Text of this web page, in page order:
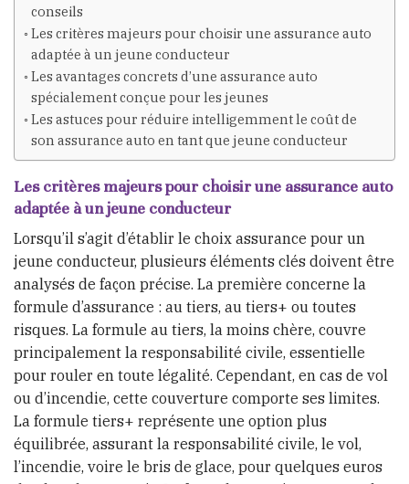
conseils
Les critères majeurs pour choisir une assurance auto
adaptée à un jeune conducteur
Les avantages concrets d’une assurance auto
spécialement conçue pour les jeunes
Les astuces pour réduire intelligemment le coût de
son assurance auto en tant que jeune conducteur
Les critères majeurs pour choisir une assurance auto
adaptée à un jeune conducteur
Lorsqu’il s’agit d’établir le choix assurance pour un
jeune conducteur, plusieurs éléments clés doivent être
analysés de façon précise. La première concerne la
formule d’assurance : au tiers, au tiers+ ou toutes
risques. La formule au tiers, la moins chère, couvre
principalement la responsabilité civile, essentielle
pour rouler en toute légalité. Cependant, en cas de vol
ou d’incendie, cette couverture comporte ses limites.
La formule tiers+ représente une option plus
équilibrée, assurant la responsabilité civile, le vol,
l’incendie, voire le bris de glace, pour quelques euros